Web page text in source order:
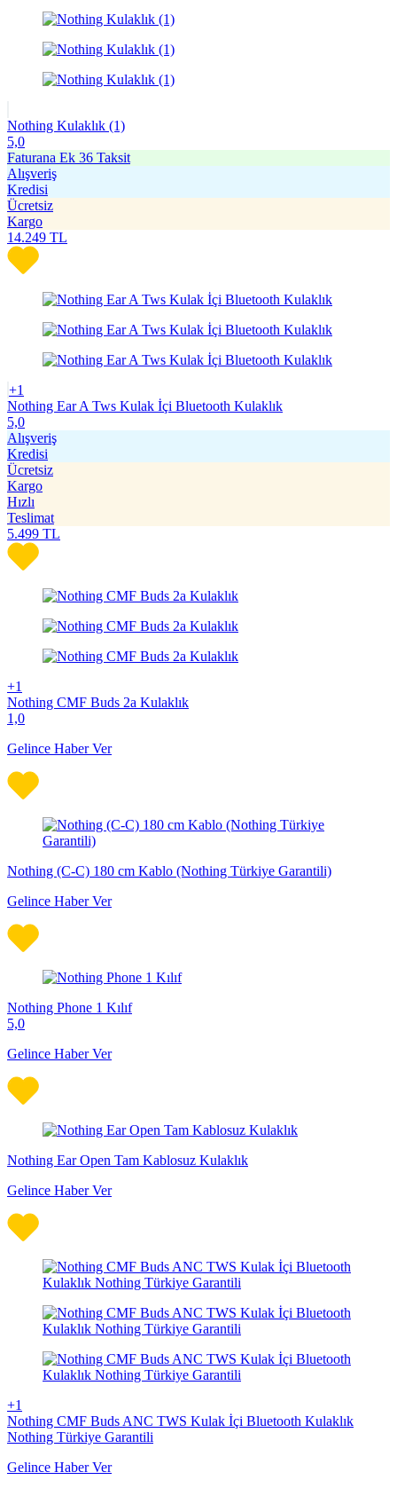
Nothing Kulaklık (1)
5,0
Faturana Ek 36 Taksit
Alışveriş
Kredisi
Ücretsiz
Kargo
14.249 TL
+1
Nothing Ear A Tws Kulak İçi Bluetooth Kulaklık
5,0
Alışveriş
Kredisi
Ücretsiz
Kargo
Hızlı
Teslimat
5.499 TL
+1
Nothing CMF Buds 2a Kulaklık
1,0
Gelince Haber Ver
Nothing (C-C) 180 cm Kablo (Nothing Türkiye Garantili)
Gelince Haber Ver
Nothing Phone 1 Kılıf
5,0
Gelince Haber Ver
Nothing Ear Open Tam Kablosuz Kulaklık
Gelince Haber Ver
+1
Nothing CMF Buds ANC TWS Kulak İçi Bluetooth Kulaklık
Nothing Türkiye Garantili
Gelince Haber Ver